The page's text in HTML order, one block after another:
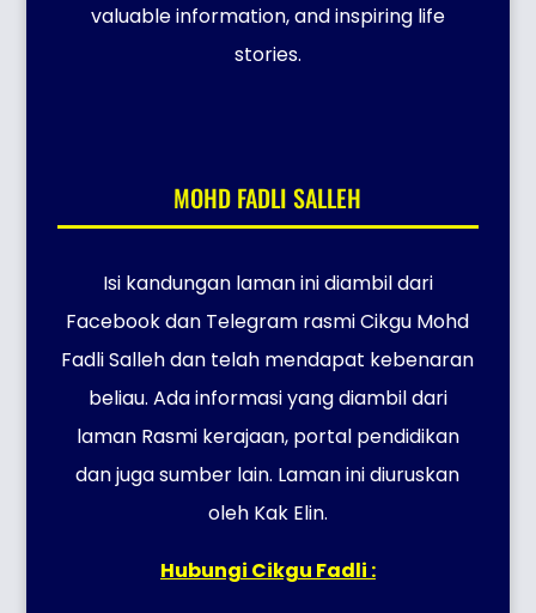
valuable information, and inspiring life
stories.
MOHD FADLI SALLEH
Isi kandungan laman ini diambil dari
Facebook dan Telegram rasmi Cikgu Mohd
Fadli Salleh dan telah mendapat kebenaran
beliau. Ada informasi yang diambil dari
laman Rasmi kerajaan, portal pendidikan
dan juga sumber lain. Laman ini diuruskan
oleh Kak Elin.
Hubungi Cikgu Fadli :